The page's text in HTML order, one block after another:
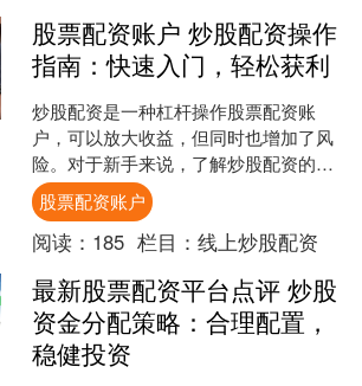
股票配资账户 炒股配资操作
指南：快速入门，轻松获利
炒股配资是一种杠杆操作股票配资账
户，可以放大收益，但同时也增加了风
险。对于新手来说，了解炒股配资的操
作流程至关重要。 股票配资行业资讯与
服务平台的出现，极大地提....
股票配资账户
阅读： 185 栏目： 线上炒股配资
最新股票配资平台点评 炒股
资金分配策略：合理配置，
稳健投资